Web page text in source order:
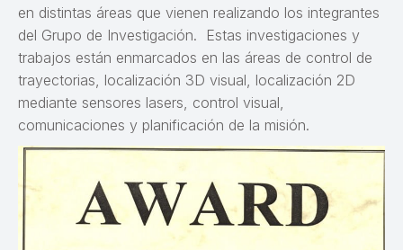
en distintas áreas que vienen realizando los integrantes
del Grupo de Investigación. Estas investigaciones y
trabajos están enmarcados en las áreas de control de
trayectorias, localización 3D visual, localización 2D
mediante sensores lasers, control visual,
comunicaciones y planificación de la misión.